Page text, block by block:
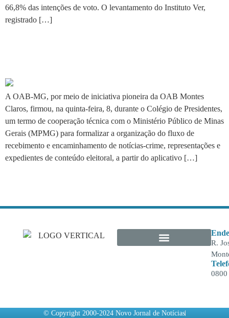
66,8% das intenções de voto. O levantamento do Instituto Ver,
registrado […]
A OAB-MG, por meio de iniciativa pioneira da OAB Montes
Claros, firmou, na quinta-feira, 8, durante o Colégio de Presidentes,
um termo de cooperação técnica com o Ministério Público de Minas
Gerais (MPMG) para formalizar a organização do fluxo de
recebimento e encaminhamento de notícias-crime, representações e
expedientes de conteúdo eleitoral, a partir do aplicativo […]
R.
0800
© Copyright 2000-2024 Novo Jornal de Notícias